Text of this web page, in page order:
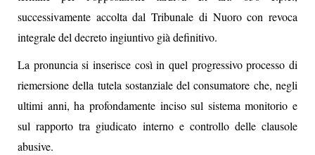
successivamente accolta dal Tribunale di Nuoro con revoca
integrale del decreto ingiuntivo già definitivo.
La pronuncia si inserisce così in quel progressivo processo di
riemersione della tutela sostanziale del consumatore che, negli
ultimi anni, ha profondamente inciso sul sistema monitorio e
sul rapporto tra giudicato interno e controllo delle clausole
abusive.